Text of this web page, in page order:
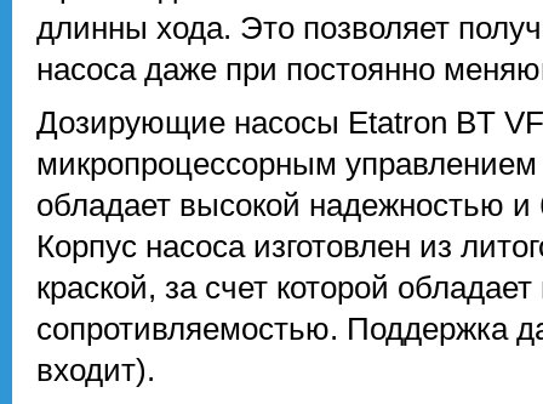
длинны хода. Это позволяет
насоса даже при постоянно
Дозирующие насосы Etatron BT
микропроцессорным
обладает высокой надежностью
Корпус насоса изготовлен из
краской, за счет которой
сопротивляемостью. Поддержка
входит).